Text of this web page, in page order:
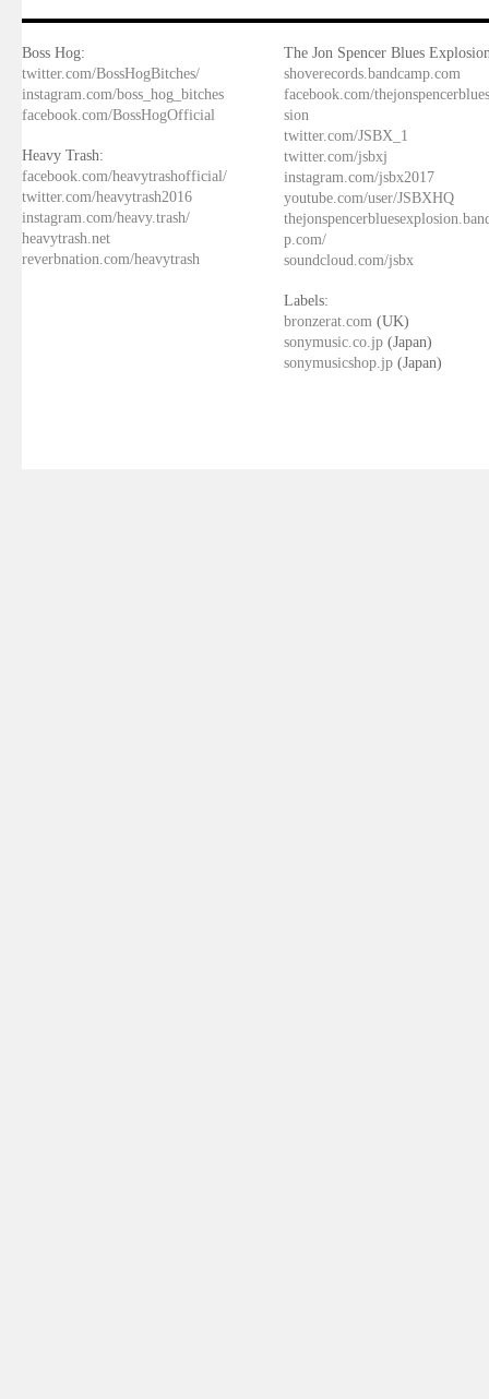
Boss Hog:
twitter.com/BossHogBitches/
instagram.com/boss_hog_bitches
facebook.com/BossHogOfficial
Heavy Trash:
facebook.com/heavytrashofficial/
twitter.com/heavytrash2016
instagram.com/heavy.trash/
heavytrash.net
reverbnation.com/heavytrash
The Jon Spencer Blues
shoverecords.bandcamp.com
facebook.com/
sion
twitter.com/JSBX_1
twitter.com/jsbxj
instagram.com/jsbx2017
youtube.com/user/JSBXHQ
p.com/
soundcloud.com/jsbx
Labels:
bronzerat.com (UK)
sonymusic.co.jp (Japan)
sonymusicshop.jp (Japan)